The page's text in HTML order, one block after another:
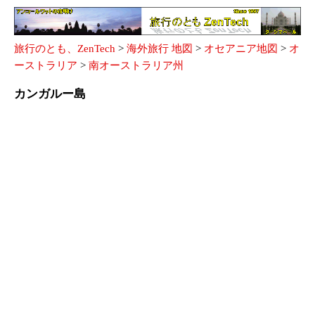
旅行のとも、ZenTech > 海外旅行 地図 > オセアニア地図 > オ
ーストラリア > 南オーストラリア州
カンガルー島